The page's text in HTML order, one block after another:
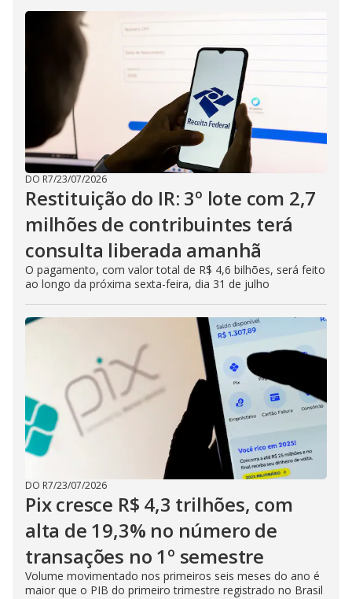
DO R7/23/07/2026
Restituição do IR: 3º lote com 2,7
milhões de contribuintes terá
consulta liberada amanhã
O pagamento, com valor total de R$ 4,6 bilhões, será feito
ao longo da próxima sexta-feira, dia 31 de julho
DO R7/23/07/2026
Pix cresce R$ 4,3 trilhões, com
alta de 19,3% no número de
transações no 1º semestre
Volume movimentado nos primeiros seis meses do ano é
maior que o PIB do primeiro trimestre registrado no Brasil